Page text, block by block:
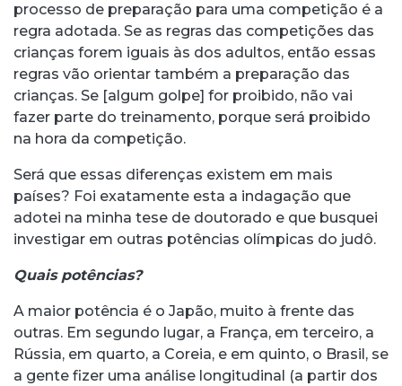
processo de preparação para uma competição é a
regra adotada. Se as regras das competições das
crianças forem iguais às dos adultos, então essas
regras vão orientar também a preparação das
crianças. Se [algum golpe] for proibido, não vai
fazer parte do treinamento, porque será proibido
na hora da competição.
Será que essas diferenças existem em mais
países? Foi exatamente esta a indagação que
adotei na minha tese de doutorado e que busquei
investigar em outras potências olímpicas do judô.
Quais potências?
A maior potência é o Japão, muito à frente das
outras. Em segundo lugar, a França, em terceiro, a
Rússia, em quarto, a Coreia, e em quinto, o Brasil, se
a gente fizer uma análise longitudinal (a partir dos